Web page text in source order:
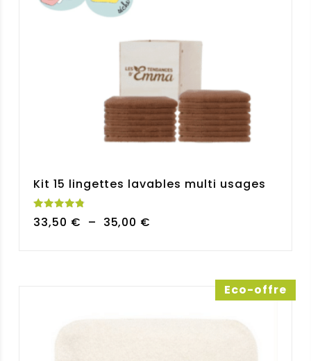
Kit 15 lingettes lavables multi usages
Note
4.85
33,50 € – 35,00 €
Eco-offre